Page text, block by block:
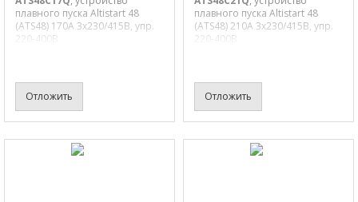
плавного пуска Altistart 48
(ATS48) 170A 3х230/415В, упр.
220-400В
Отложить
плавного пуска Altistart 48
(ATS48) 210A 3х230/415В, упр.
220-400В
Отложить